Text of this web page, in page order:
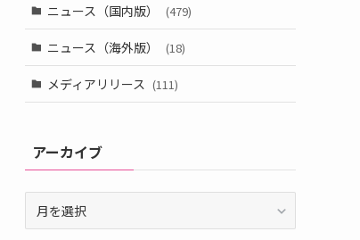
ニュース（国内版） (479)
ニュース（海外版） (18)
メディアリリース (111)
アーカイブ